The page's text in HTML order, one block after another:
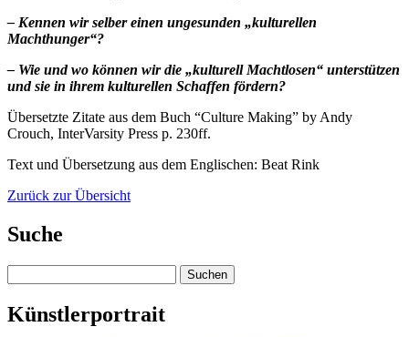
– Kennen wir selber einen ungesunden „kulturellen
Machthunger“?
– Wie und wo können wir die „kulturell Machtlosen“ unterstützen
und sie in ihrem kulturellen Schaffen fördern?
Übersetzte Zitate aus dem Buch “Culture Making” by Andy
Crouch, InterVarsity Press p. 230ff.
Text und Übersetzung aus dem Englischen: Beat Rink
Zurück zur Übersicht
Suche
nach:
Künstlerportrait